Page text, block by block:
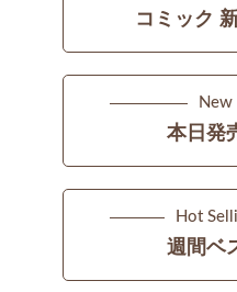
コミック
New
本日発
Hot
週間ベ